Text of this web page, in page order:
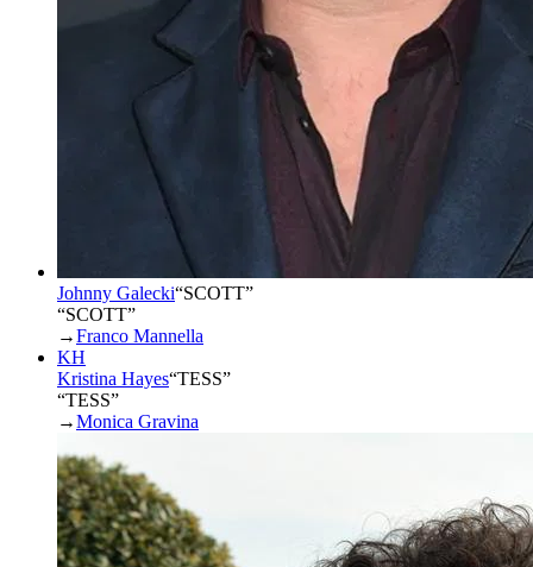
Johnny Galecki“SCOTT”
“SCOTT”
→Franco Mannella
KH
Kristina Hayes“TESS”
“TESS”
→Monica Gravina